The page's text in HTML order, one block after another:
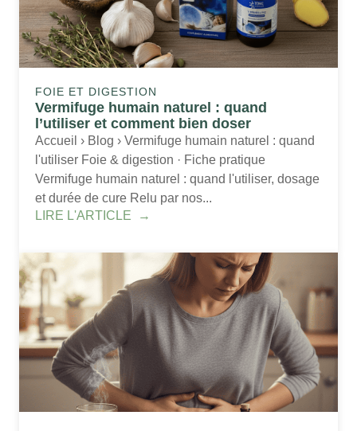
FOIE ET DIGESTION
Vermifuge humain naturel : quand
l’utiliser et comment bien doser
Accueil › Blog › Vermifuge humain naturel : quand
l'utiliser Foie & digestion · Fiche pratique
Vermifuge humain naturel : quand l'utiliser, dosage
et durée de cure Relu par nos...
LIRE L'ARTICLE